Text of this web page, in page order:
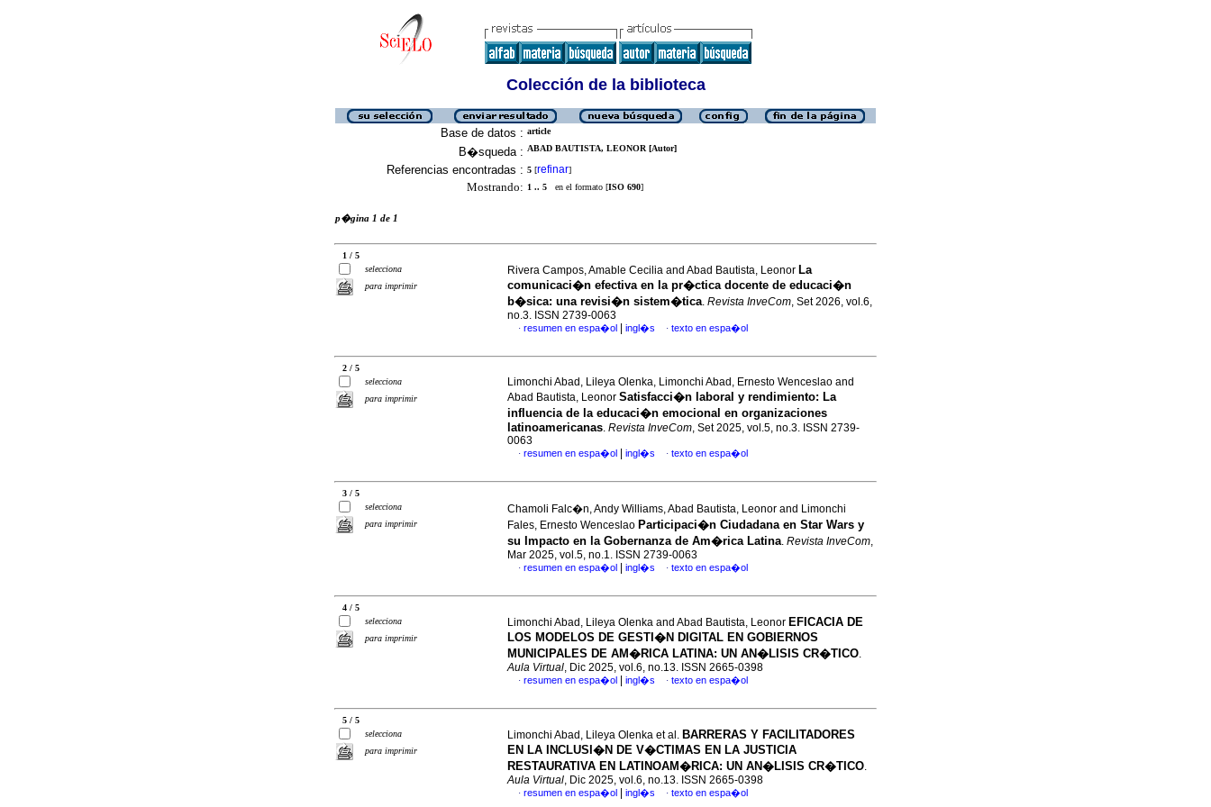
Colección de la biblioteca
Base de datos : article
B�squeda : ABAD BAUTISTA, LEONOR [Autor]
Referencias encontradas : 5 [refinar]
Mostrando: 1 .. 5 en el formato [ISO 690]
p�gina 1 de 1
1 / 5
selecciona
para imprimir
Rivera Campos, Amable Cecilia and Abad Bautista, Leonor La
comunicaci�n efectiva en la pr�ctica docente de educaci�n
b�sica: una revisi�n sistem�tica. Revista InveCom, Set 2026, vol.6,
no.3. ISSN 2739-0063
· resumen en espa�ol ingl�s · texto en espa�ol
2 / 5
selecciona
para imprimir
Limonchi Abad, Lileya Olenka, Limonchi Abad, Ernesto Wenceslao and
Abad Bautista, Leonor Satisfacci�n laboral y rendimiento: La
influencia de la educaci�n emocional en organizaciones
latinoamericanas. Revista InveCom, Set 2025, vol.5, no.3. ISSN 2739-
0063
· resumen en espa�ol ingl�s · texto en espa�ol
3 / 5
selecciona
para imprimir
Chamoli Falc�n, Andy Williams, Abad Bautista, Leonor and Limonchi
Fales, Ernesto Wenceslao Participaci�n Ciudadana en Star Wars y
su Impacto en la Gobernanza de Am�rica Latina. Revista InveCom,
Mar 2025, vol.5, no.1. ISSN 2739-0063
· resumen en espa�ol ingl�s · texto en espa�ol
4 / 5
selecciona
para imprimir
Limonchi Abad, Lileya Olenka and Abad Bautista, Leonor EFICACIA DE
LOS MODELOS DE GESTI�N DIGITAL EN GOBIERNOS
MUNICIPALES DE AM�RICA LATINA: UN AN�LISIS CR�TICO.
Aula Virtual, Dic 2025, vol.6, no.13. ISSN 2665-0398
· resumen en espa�ol ingl�s · texto en espa�ol
5 / 5
selecciona
para imprimir
Limonchi Abad, Lileya Olenka et al. BARRERAS Y FACILITADORES
EN LA INCLUSI�N DE V�CTIMAS EN LA JUSTICIA
RESTAURATIVA EN LATINOAM�RICA: UN AN�LISIS CR�TICO.
Aula Virtual, Dic 2025, vol.6, no.13. ISSN 2665-0398
· resumen en espa�ol ingl�s · texto en espa�ol